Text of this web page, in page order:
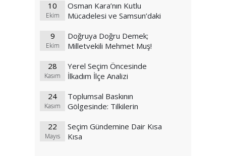
10
Ekim
Osman Kara’nın Kutlu
Mücadelesi ve Samsun’daki
Bayrak Yakma Olayı
9
Ekim
Doğruya Doğru Demek;
Milletvekili Mehmet Muş!
28
Kasım
Yerel Seçim Öncesinde
İlkadım İlçe Analizi
24
Kasım
Toplumsal Baskının
Gölgesinde: Tilkilerin
22
Mayıs
Seçim Gündemine Dair Kısa
Kısa